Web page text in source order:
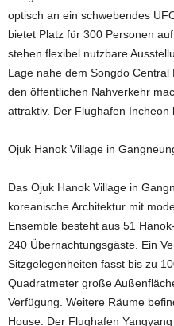
optisch an ein schwebendes
bietet Platz für 300 Personen
stehen flexibel nutzbare
Lage nahe dem Songdo
den öffentlichen Nahverkehr
attraktiv. Der Flughafen Incheon
Ojuk Hanok Village in
Das Ojuk Hanok Village in
koreanische Architektur mit
Ensemble besteht aus 51
240 Übernachtungsgäste. Ein
Sitzgelegenheiten fasst bis zu
Quadratmeter große
Verfügung. Weitere Räume
House. Der Flughafen